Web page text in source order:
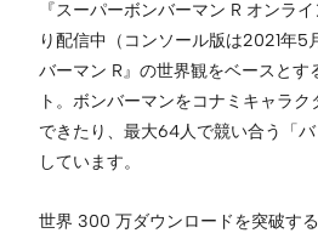
『スーパーボンバーマン R オンラ
り配信中（コンソール版は2021年5
バーマン R』の世界観をベースとす
ト。ボンバーマンをコナミキャラ
できたり、最大64人で競い合う「
しています。
世界 300 万ダウンロードを突破す